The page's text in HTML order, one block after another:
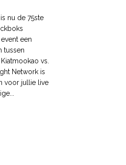
nu de 75ste
een
tussen
vs.
Network is
voor jullie live